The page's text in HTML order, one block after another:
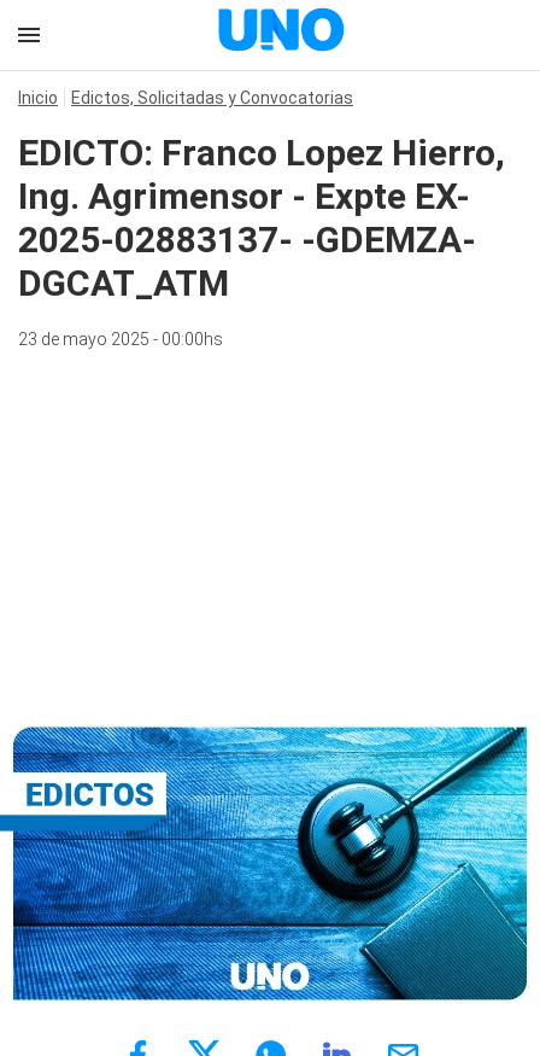
Inicio Edictos, Solicitadas y Convocatorias
EDICTO: Franco Lopez Hierro,
Ing. Agrimensor - Expte EX-
2025-02883137- -GDEMZA-
DGCAT_ATM
23 de mayo 2025 - 00:00hs